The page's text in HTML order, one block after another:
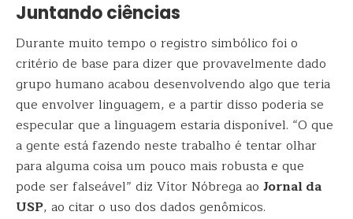
Juntando ciências
Durante muito tempo o registro simbólico foi o
critério de base para dizer que provavelmente dado
grupo humano acabou desenvolvendo algo que teria
que envolver linguagem, e a partir disso poderia se
especular que a linguagem estaria disponível. “O que
a gente está fazendo neste trabalho é tentar olhar
para alguma coisa um pouco mais robusta e que
pode ser falseável” diz Vítor Nóbrega ao Jornal da
USP, ao citar o uso dos dados genômicos.